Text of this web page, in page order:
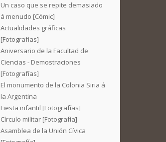
Un caso que se repite demasiado
á menudo [Cómic]
Actualidades gráficas
[Fotografías]
Aniversario de la Facultad de
Ciencias - Demostraciones
[Fotografías]
El monumento de la Colonia Siria á
la Argentina
Fiesta infantil [Fotografías]
Círculo militar [Fotografía]
Asamblea de la Unión Cívica